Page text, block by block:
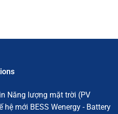
Năng lượng mặt trời (PV
mới BESS Wenergy - Battery